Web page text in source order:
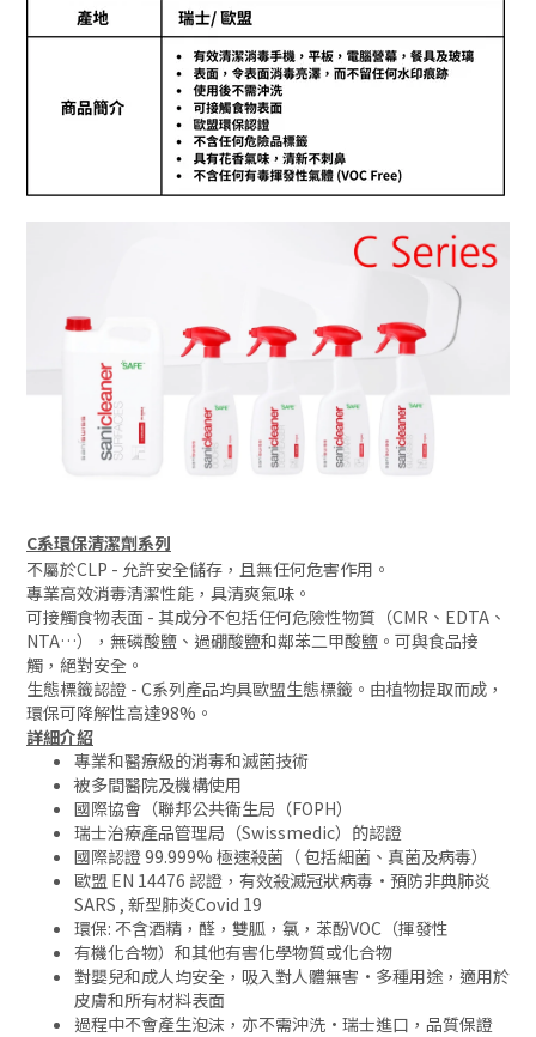
C系環保清潔劑系列
不屬於CLP - 允許安全儲存，且無任何危害作用。
專業高效消毒清潔性能，具清爽氣味。
可接觸食物表面 - 其成分不包括任何危險性物質（CMR、EDTA、
NTA…），無磷酸鹽、過硼酸鹽和鄰苯二甲酸鹽。可與食品接
觸，絕對安全。
生態標籤認證 - C系列產品均具歐盟生態標籤。由植物提取而成，
環保可降解性高達98%。
詳細介紹
專業和醫療級的消毒和滅菌技術
被多間醫院及機構使用
國際協會（聯邦公共衛生局（FOPH）
瑞士治療產品管理局（Swissmedic）的認證
國際認證 99.999% 極速殺菌（ 包括細菌、真菌及病毒）
歐盟 EN 14476 認證，有效殺滅冠狀病毒·預防非典肺炎
SARS , 新型肺炎Covid 19
環保: 不含酒精，醛，雙胍，氯，苯酚VOC（揮發性
有機化合物）和其他有害化學物質或化合物
對嬰兒和成人均安全，吸入對人體無害·多種用途，適用於
皮膚和所有材料表面
過程中不會產生泡沫，亦不需沖洗·瑞士進口，品質保證